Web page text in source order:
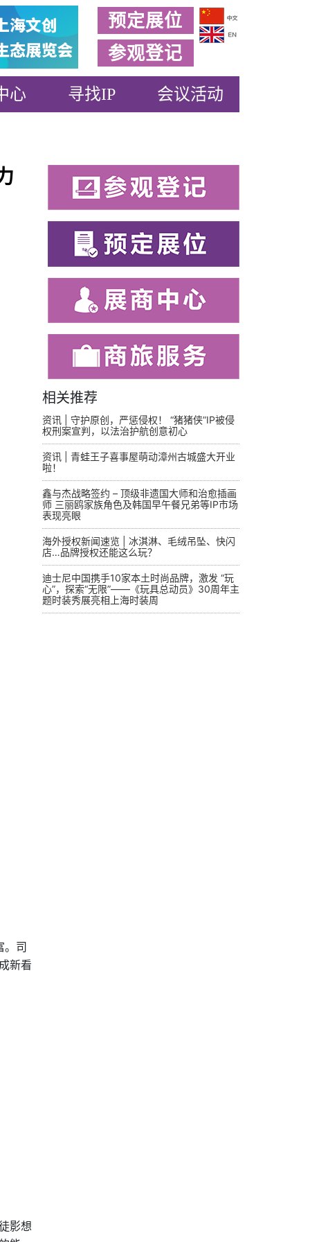
预定展位
参观登记
心 寻找IP 会议活动
。司
新看
影想
相关推荐
资讯 | 守护原创，严惩侵权！ “猪猪侠”IP被侵
权刑案宣判，以法治护航创意初心
资讯 | 青蛙王子喜事屋萌动漳州古城盛大开业
啦！
鑫与杰战略签约 – 顶级非遗国大师和治愈插画
师 三丽鸥家族角色及韩国早午餐兄弟等IP市场
表现亮眼
海外授权新闻速览 | 冰淇淋、毛绒吊坠、快闪
店…品牌授权还能这么玩？
迪士尼中国携手10家本土时尚品牌，激发 “玩
心”，探索“无限”——《玩具总动员》30周年主
题时装秀展亮相上海时装周